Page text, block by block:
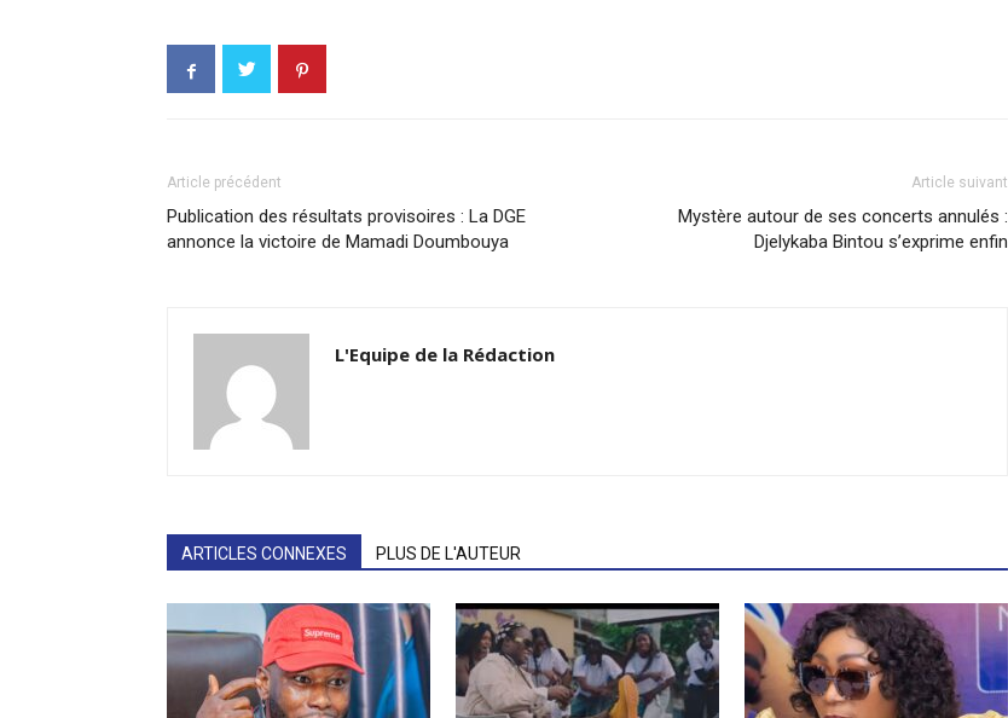
Article précédent
Publication des résultats provisoires : La DGE
annonce la victoire de Mamadi Doumbouya
Article suivant
Mystère autour de ses concerts annulés :
Djelykaba Bintou s’exprime enfin
L'Equipe de la Rédaction
ARTICLES CONNEXES PLUS DE L'AUTEUR